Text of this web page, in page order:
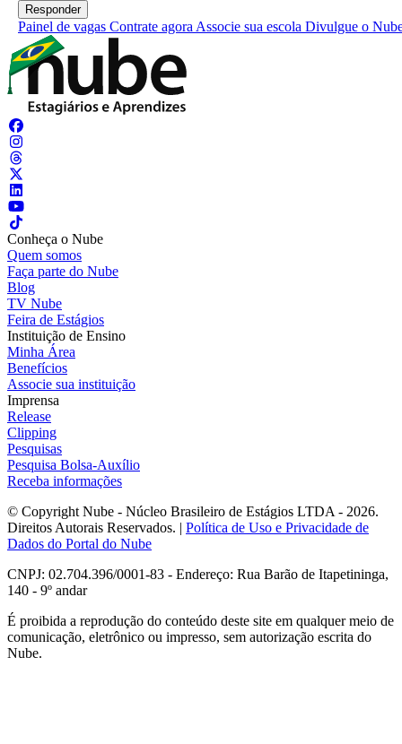
Painel de vagas Contrate agora Associe sua escola Divulgue o
Conheça o Nube
Quem somos
Faça parte do Nube
Blog
TV Nube
Feira de Estágios
Instituição de Ensino
Minha Área
Benefícios
Associe sua instituição
Imprensa
Release
Clipping
Pesquisas
Pesquisa Bolsa-Auxílio
Receba informações
© Copyright Nube - Núcleo Brasileiro de Estágios LTDA - 2026.
Direitos Autorais Reservados. | Política de Uso e Privacidade de
Dados do Portal do Nube
CNPJ: 02.704.396/0001-83 - Endereço: Rua Barão de Itapetininga,
140 - 9º andar
É proibida a reprodução do conteúdo deste site em qualquer meio de
comunicação, eletrônico ou impresso, sem autorização escrita do
Nube.